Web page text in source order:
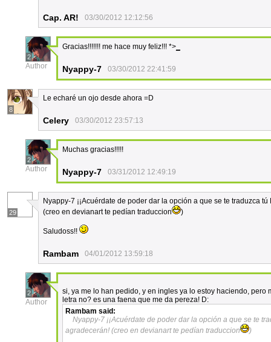
Cap. AR! 03/30/2012 12:12:56
2
Author
Gracias!!!!!!! me hace muy feliz!!! *>
Nyappy-7 03/30/2012 22:41:59
8
Le echaré un ojo desde ahora =D
Celery 03/30/2012 23:57:13
2
Author
Muchas gracias!!!!!
Nyappy-7 03/31/2012 12:49:19
29
Nyappy-7 ¡¡Acuérdate de poder dar la opción a que se te traduzca
(creo en devianart te pedían traduccion
)
Saludoss!!
Rambam 04/01/2012 13:59:18
2
Author
si, ya me lo han pedido, y en ingles ya lo estoy haciendo,
letra no? es una faena que me da pereza! D:
Rambam said:
Nyappy-7 ¡¡Acuérdate de poder dar la opción a que se te
agradecerán! (creo en devianart te pedían traduccion
)